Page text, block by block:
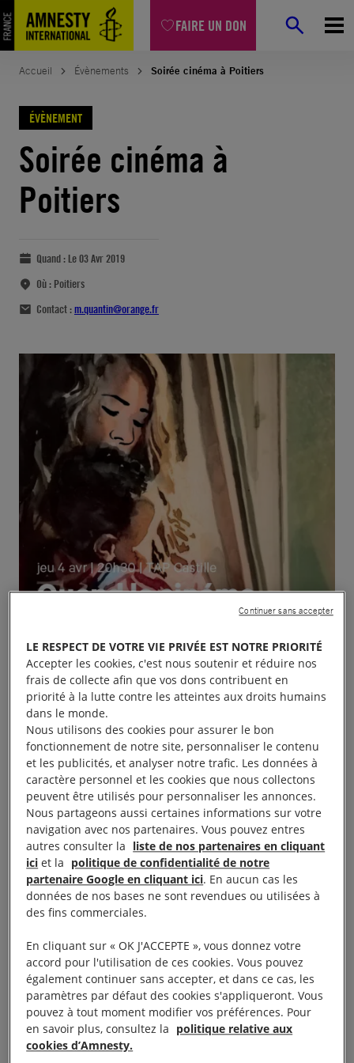
FAIRE UN DON
Accueil Évènements Soirée cinéma à Poitiers
ÉVÈNEMENT
Soirée cinéma à
Poitiers
Quand : Le 03 Avr 2019
Où : Poitiers
Contact :m.quantin@orange.fr
Le groupe de Poitiers d’Amnesty International en
partenariat avec le TAP Castille et Poitiers Film
Festival, vous propose jeudi 4 avril à 20 h 30 au Tap
Castille, place du Maréchal Leclerc une soirée
cinéma « Quand le cinéma s’indigne » avec la
projection de 4 films révélés lors du Poitiers Film
Festival et selectionnés par Amnesty Internationnal
Programme
Après le silencede Sonam Larcin
Documentaire / 23 mn / Ecole : Institut des Arts de
Diffusion, Belgique
En fuyant son pays, David a dû laisser derrière lui
LE RESPECT DE VOTRE VIE PRIVÉE EST NOTRE PRIORITÉ
Accepter les cookies, c'est nous soutenir et réduire nos
frais de collecte afin que vos dons contribuent en
priorité à la lutte contre les atteintes aux droits humains
dans le monde.
Nous utilisons des cookies pour assurer le bon
fonctionnement de notre site, personnaliser le contenu
et les publicités, et analyser notre trafic. Les données à
caractère personnel et les cookies que nous collectons
peuvent être utilisés pour personnaliser les annonces.
Nous partageons aussi certaines informations sur votre
navigation avec nos partenaires. Vous pouvez entres
autres consulter la liste de nos partenaires en cliquant
ici et la politique de confidentialité de notre
partenaire Google en cliquant ici. En aucun cas les
données de nos bases ne sont revendues ou utilisées à
des fins commerciales.
En cliquant sur « OK J'ACCEPTE », vous donnez votre
accord pour l'utilisation de ces cookies. Vous pouvez
également continuer sans accepter, et dans ce cas, les
paramètres par défaut des cookies s'appliqueront. Vous
pouvez à tout moment modifier vos préférences. Pour
en savoir plus, consultez la politique relative aux
cookies d’Amnesty.
Continuer sans accepter